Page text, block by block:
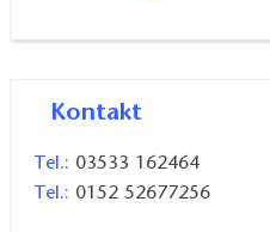
Kontakt
Tel.: 03533 162464
Tel.: 0152 52677256